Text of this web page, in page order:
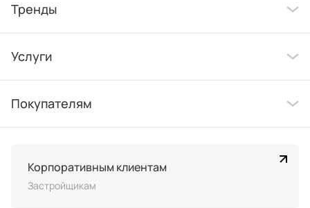
Тренды
Услуги
Покупателям
Корпоративным клиентам
Застройщикам